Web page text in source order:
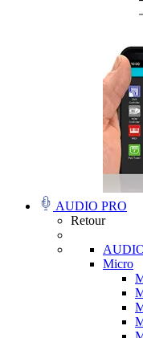
AUDIO PRO
Retour
Micro